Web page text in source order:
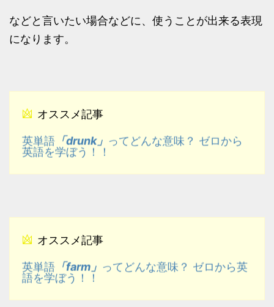
などと言いたい場合などに、使うことが出来る表現
になります。
オススメ記事
英単語 「drunk」 ってどんな意味？ ゼロから
英語を学ぼう！！
オススメ記事
英単語 「farm」 ってどんな意味？ ゼロから英
語を学ぼう！！